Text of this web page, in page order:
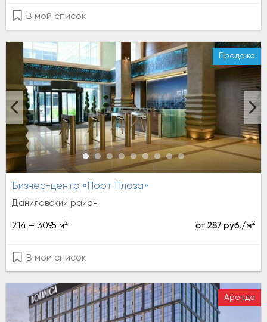
В мой список
Продажа
Бизнес-центр «Порт Плаза»
Даниловский район
214 – 3095 м2 от 287 руб./м2
В мой список
Аренда